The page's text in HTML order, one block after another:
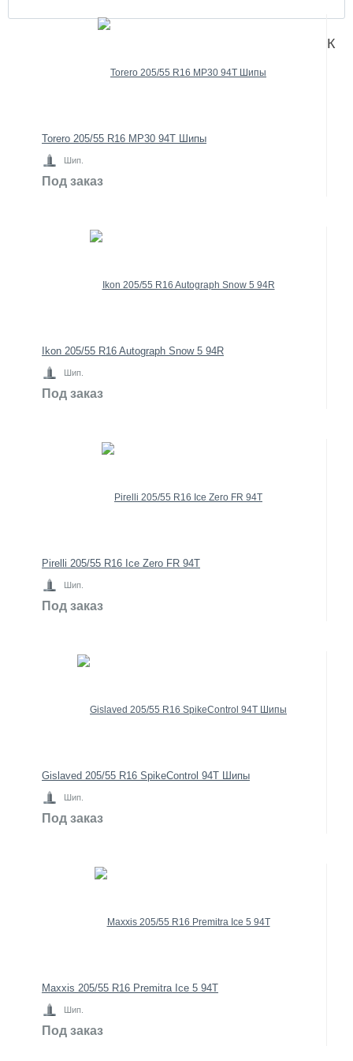
Torero 205/55 R16 MP30 94T Шипы
Шип.
Под заказ
Ikon 205/55 R16 Autograph Snow 5 94R
Шип.
Под заказ
Pirelli 205/55 R16 Ice Zero FR 94T
Шип.
Под заказ
Gislaved 205/55 R16 SpikeControl 94T Шипы
Шип.
Под заказ
Maxxis 205/55 R16 Premitra Ice 5 94T
Шип.
Под заказ
К